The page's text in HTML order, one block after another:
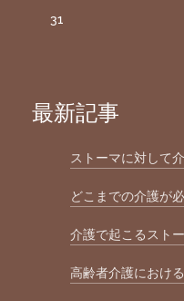
31
最新記事
ストーマに対して
どこまでの介護が
介護で起こるスト
高齢者介護におけ